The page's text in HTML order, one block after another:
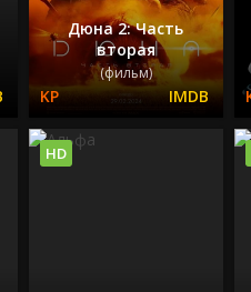
Дюна 2: Часть
вторая
(фильм)
HD